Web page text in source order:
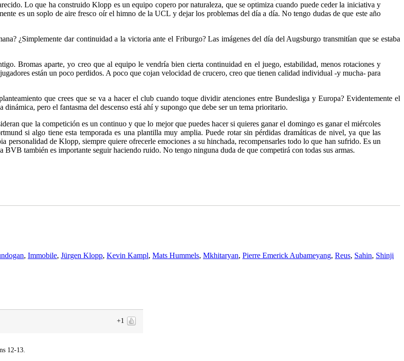
Lo que ha construido Klopp es un equipo copero por naturaleza, que se optimiza cuando puede ceder la iniciativa y
es un soplo de aire fresco oír el himno de la UCL y dejar los problemas del día a día. No tengo dudas de que este año
¿Simplemente dar continuidad a la victoria ante el Friburgo? Las imágenes del día del Augsburgo transmitían que se estaba
Bromas aparte, yo creo que al equipo le vendría bien cierta continuidad en el juego, estabilidad, menos rotaciones y
están un poco perdidos. A poco que cojan velocidad de crucero, creo que tienen calidad individual -y mucha- para
que crees que se va a hacer el club cuando toque dividir atenciones entre Bundesliga y Europa? Evidentemente el
pero el fantasma del descenso está ahí y supongo que debe ser un tema prioritario.
que la competición es un continuo y que lo mejor que puedes hacer si quieres ganar el domingo es ganar el miércoles
si algo tiene esta temporada es una plantilla muy amplia. Puede rotar sin pérdidas dramáticas de nivel, ya que las
personalidad de Klopp, siempre quiere ofrecerle emociones a su hinchada, recompensarles todo lo que han sufrido. Es un
también es importante seguir haciendo ruido. No tengo ninguna duda de que competirá con todas sus armas.
, Immobile, Jürgen Klopp, Kevin Kampl, Mats Hummels, Mkhitaryan, Pierre Emerick Aubameyang, Reus, Sahin, Shinji
+1
12-13.